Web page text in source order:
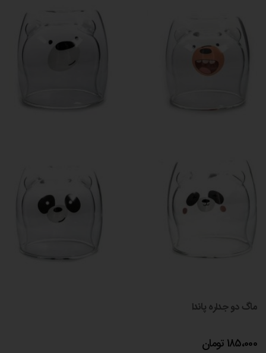
ماگ دو جداره پاندا
185،000 تومان